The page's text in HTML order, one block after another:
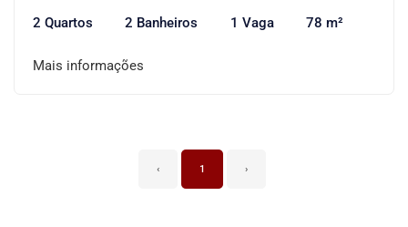
2 Quartos 2 Banheiros 1 Vaga 78 m²
Mais informações
‹ 1 ›